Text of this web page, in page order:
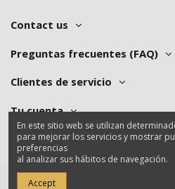
Contact us
Preguntas frecuentes (FAQ)
Clientes de servicio
Tu cuenta
En este sitio web se utilizan
para mejorar los servicios y mostrar
preferencias
al analizar sus hábitos de navegación.
Accept